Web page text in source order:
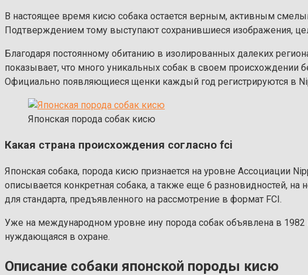
В настоящее время кисю собака остается верным, активным
Подтверждением тому выступают сохранившиеся изображения,
Благодаря постоянному обитанию в изолированных далеких
показывает, что много уникальных собак в своем
Официально появляющиеся щенки каждый год регистрируются в
Японская порода собак кисю
Какая страна происхождения согласно fci
Японская собака, порода кисю признается на уровне Ассоциации
описывается конкретная собака, а также еще 6 разновидностей,
для стандарта, предъявленного на рассмотрение в формат FCI.
Уже на международном уровне ину порода собак объявлена в
нуждающаяся в охране.
Описание собаки японской породы кисю